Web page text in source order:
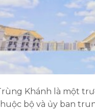
Khánh là một
bộ và ủy ban